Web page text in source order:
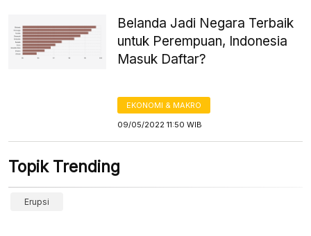
Belanda Jadi Negara Terbaik
untuk Perempuan, Indonesia
Masuk Daftar?
EKONOMI & MAKRO
09/05/2022 11:50 WIB
Topik Trending
Erupsi